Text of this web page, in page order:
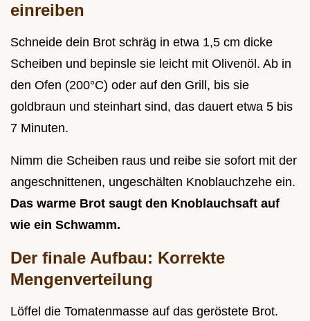
einreiben
Schneide dein Brot schräg in etwa 1,5 cm dicke
Scheiben und bepinsle sie leicht mit Olivenöl. Ab in
den Ofen (200°C) oder auf den Grill, bis sie
goldbraun und steinhart sind, das dauert etwa 5 bis
7 Minuten.
Nimm die Scheiben raus und reibe sie sofort mit der
angeschnittenen, ungeschälten Knoblauchzehe ein.
Das warme Brot saugt den Knoblauchsaft auf
wie ein Schwamm.
Der finale Aufbau: Korrekte
Mengenverteilung
Löffel die Tomatenmasse auf das geröstete Brot.